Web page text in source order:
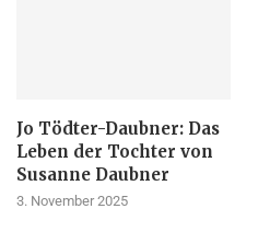
Jo Tödter-Daubner: Das
Leben der Tochter von
Susanne Daubner
3. November 2025